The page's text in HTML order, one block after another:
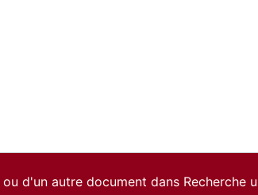
d'un autre document dans Recherche